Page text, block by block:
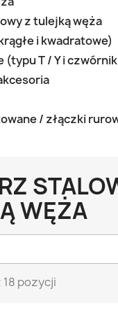
z tulejką węża
i kwadratowe)
(typu T / Y i
/ złączki
WĘŻA
18 pozycji